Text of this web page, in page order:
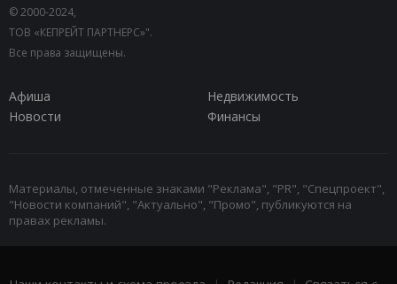
© 2000-2024,
ТОВ «КЕПРЕЙТ ПАРТНЕРС»".
Все права защищены.
Афиша
Недвижимость
Новости
Финансы
Материалы, отмеченные знаками "Реклама", "PR", "Спецпроект",
"Новости компаний", "Актуально", "Промо", публикуются на
правах рекламы.